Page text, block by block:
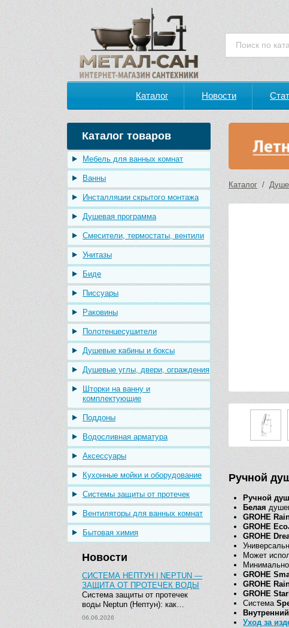
Каталог Новости
Каталог товаров
Мебель для ванных комнат
Ванны
Инсталляции скрытого монтажа
Душевая программа
Смесители, термостаты, вентили
Унитазы
Биде
Писсуары
Раковины
Полотенцесушители
Душевые кабины и боксы
Душевые углы, двери, ограждения
Шторки на ванну и
комплектующие
Поддоны
Водосливная арматура
Аксессуары
Кухонные мойки и оборудование
Системы защиты от протечек
Вентиляторы для ванных комнат
Бытовая химия
Новости
СИСТЕМА НЕПТУН | NEPTUN —
ЗАЩИТА ОТ ПРОТЕЧЕК ВОДЫ
Система защиты от протечек
воды Neptun (Нептун): как…
06.06.2026
Каталог /
Ручной
Ручной
Белая
GROHE
GROHE
GROHE
Может
GROHE
GROHE
GROHE
Система
Уход за